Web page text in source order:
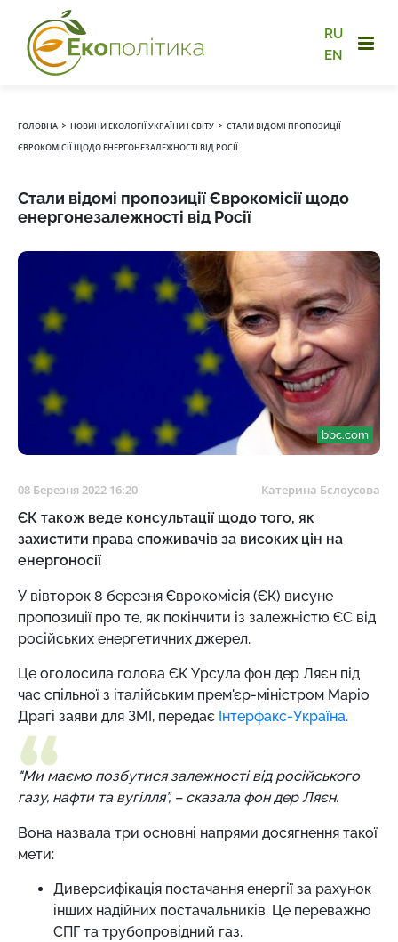
RU
EN
ГОЛОВНА › НОВИНИ ЕКОЛОГІЇ УКРАЇНИ І СВІТУ › СТАЛИ ВІДОМІ ПРОПОЗИЦІЇ
ЄВРОКОМІСІЇ ЩОДО ЕНЕРГОНЕЗАЛЕЖНОСТІ ВІД РОСІЇ
Стали відомі пропозиції Єврокомісії щодо
енергонезалежності від Росії
bbc.com
08 Березня 2022 16:20 Катерина Бєлоусова
ЄК також веде консультації щодо того, як
захистити права споживачів за високих цін на
енергоносії
У вівторок 8 березня Єврокомісія (ЄК) висуне
пропозиції про те, як покінчити із залежністю ЄС від
російських енергетичних джерел.
Це оголосила голова ЄК Урсула фон дер Ляєн під
час спільної з італійським прем'єр-міністром Маріо
Драгі заяви для ЗМІ, передає Інтерфакс-Україна.
"Ми маємо позбутися залежності від російського
газу, нафти та вугілля”, – сказала фон дер Ляєн.
Вона назвала три основні напрями досягнення такої
мети:
Диверсифікація постачання енергії за рахунок
інших надійних постачальників. Це переважно
СПГ та трубопровідний газ.